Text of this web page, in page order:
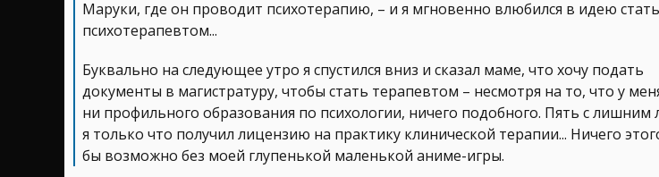
Маруки, где он проводит психотерапию, – и я мгновенно влюбился в идею стать
психотерапевтом...
Буквально на следующее утро я спустился вниз и сказал маме, что хочу подать
документы в магистратуру, чтобы стать терапевтом – несмотря на то, что у
ни профильного образования по психологии, ничего подобного. Пять с лишним
я только что получил лицензию на практику клинической терапии... Ничего
бы возможно без моей глупенькой маленькой аниме-игры.